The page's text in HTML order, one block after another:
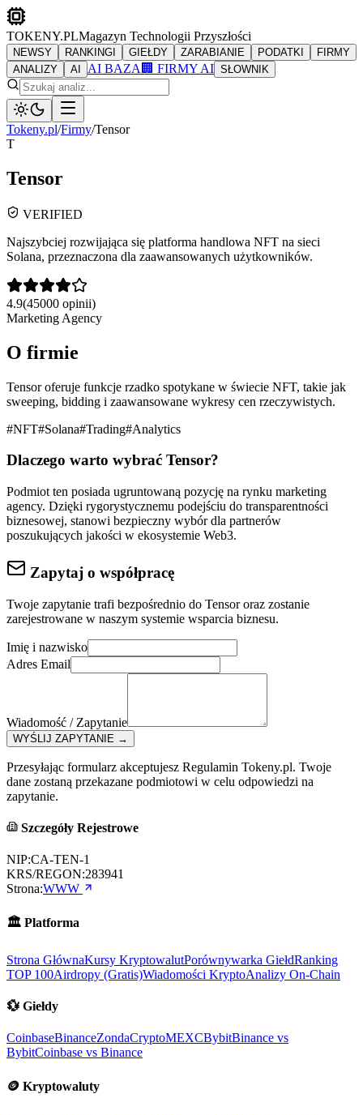
TOKENY.PLMagazyn Technologii Przyszłości
NEWSY RANKINGI GIEŁDY ZARABIANIE PODATKI
FIRMY
ANALIZY
AI AI BAZA 🏢 FIRMY AI SŁOWNIK
Tokeny.pl/Firmy/Tensor
T
Tensor
VERIFIED
Najszybciej rozwijająca się platforma handlowa NFT na sieci
Solana, przeznaczona dla zaawansowanych użytkowników.
4.9(45000 opinii)
Marketing Agency
O firmie
Tensor oferuje funkcje rzadko spotykane w świecie NFT, takie jak
sweeping, bidding i zaawansowane wykresy cen rzeczywistych.
#NFT#Solana#Trading#Analytics
Dlaczego warto wybrać Tensor?
Podmiot ten posiada ugruntowaną pozycję na rynku marketing
agency. Dzięki rygorystycznemu podejściu do transparentności
biznesowej, stanowi bezpieczny wybór dla partnerów
poszukujących jakości w ekosystemie Web3.
Zapytaj o współpracę
Twoje zapytanie trafi bezpośrednio do Tensororaz zostanie
zarejestrowane w naszym systemie wsparcia biznesu.
Imię i nazwisko
Adres Email
Wiadomość / Zapytanie
WYŚLIJ ZAPYTANIE →
Przesyłając formularz akceptujesz Regulamin Tokeny.pl. Twoje
dane zostaną przekazane podmiotowi w celu odpowiedzi na
zapytanie.
Szczegóły Rejestrowe
NIP:CA-TEN-1
KRS/REGON:283941
Strona:WWW
🏛️ Platforma
Strona GłównaKursy KryptowalutPorównywarka GiełdRanking
TOP 100Airdropy (Gratis)Wiadomości KryptoAnalizy On-Chain
💱 Giełdy
CoinbaseBinanceZondaCryptoMEXCBybitBinance vs
BybitCoinbase vs Binance
🪙 Kryptowaluty